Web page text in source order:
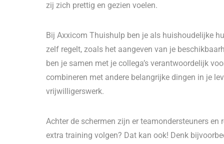
zij zich prettig en gezien voelen.
Bij Axxicom Thuishulp ben je als huishoudelijke
zelf regelt, zoals het aangeven van je
ben je samen met je collega’s verantwoordelijk
combineren met andere belangrijke dingen in je
vrijwilligerswerk.
Achter de schermen zijn er teamondersteuners
extra training volgen? Dat kan ook! Denk